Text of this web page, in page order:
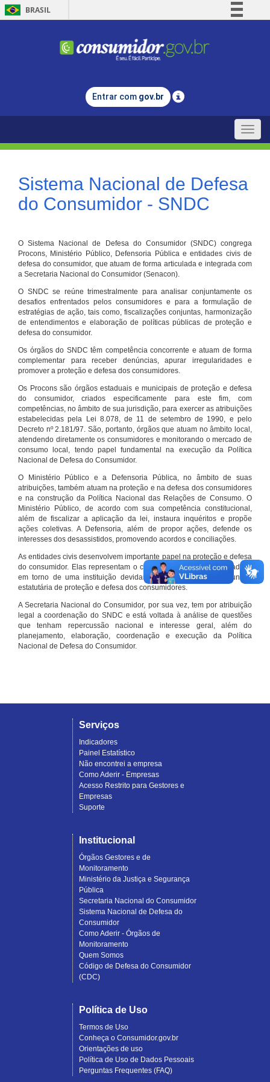
BRASIL
Comunica BR
Legislação
Entrar com gov.br
Toggle
Sistema Nacional de Defesa
do Consumidor - SNDC
O Sistema Nacional de Defesa do Consumidor (SNDC) congrega
Procons, Ministério Público, Defensoria Pública e entidades civis de
defesa do consumidor, que atuam de forma articulada e integrada com
a Secretaria Nacional do Consumidor (Senacon).
O SNDC se reúne trimestralmente para analisar conjuntamente os
desafios enfrentados pelos consumidores e para a formulação de
estratégias de ação, tais como, fiscalizações conjuntas, harmonização
de entendimentos e elaboração de políticas públicas de proteção e
defesa do consumidor.
Os órgãos do SNDC têm competência concorrente e atuam de forma
complementar para receber denúncias, apurar irregularidades e
promover a proteção e defesa dos consumidores.
Os Procons são órgãos estaduais e municipais de proteção e defesa
do consumidor, criados especificamente para este fim, com
competências, no âmbito de sua jurisdição, para exercer as atribuições
estabelecidas pela Lei 8.078, de 11 de setembro de 1990, e pelo
Decreto nº 2.181/97. São, portanto, órgãos que atuam no âmbito local,
atendendo diretamente os consumidores e monitorando o mercado de
consumo local, tendo papel fundamental na execução da Política
Nacional de Defesa do Consumidor.
O Ministério Público e a Defensoria Pública, no âmbito de suas
atribuições, também atuam na proteção e na defesa dos consumidores
e na construção da Política Nacional das Relações de Consumo. O
Ministério Público, de acordo com sua competência constitucional,
além de fiscalizar a aplicação da lei, instaura inquéritos e propõe
ações coletivas. A Defensoria, além de propor ações, defende os
interesses dos desassistidos, promovendo acordos e conciliações.
As entidades civis desenvolvem importante papel na proteção e defesa
do consumidor. Elas representam o conjunto organizado de cidadãos
em torno de uma instituição devidamente registrada e com função
estatutária de proteção e defesa dos consumidores.
A Secretaria Nacional do Consumidor, por sua vez, tem por atribuição
legal a coordenação do SNDC e está voltada à análise de questões
que tenham repercussão nacional e interesse geral, além do
planejamento, elaboração, coordenação e execução da Política
Nacional de Defesa do Consumidor.
Serviços
Indicadores
Painel Estatístico
Não encontrei a empresa
Como Aderir - Empresas
Acesso Restrito para Gestores e
Empresas
Suporte
Institucional
Órgãos Gestores e de
Monitoramento
Ministério da Justiça e Segurança
Pública
Secretaria Nacional do Consumidor
Sistema Nacional de Defesa do
Consumidor
Como Aderir - Órgãos de
Monitoramento
Quem Somos
Código de Defesa do Consumidor
(CDC)
Política de Uso
Termos de Uso
Conheça o Consumidor.gov.br
Orientações de uso
Política de Uso de Dados Pessoais
Perguntas Frequentes (FAQ)